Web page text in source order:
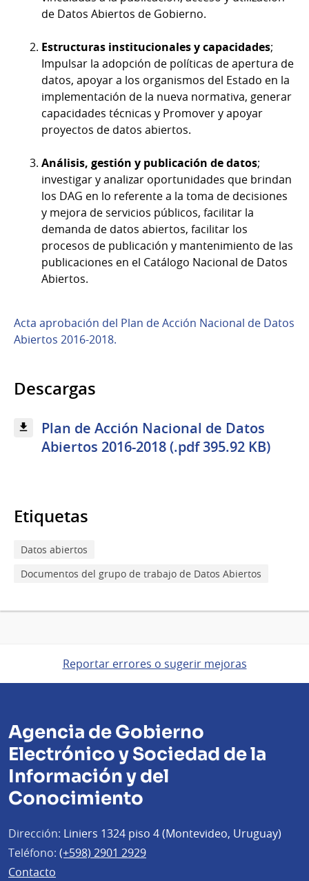
de Datos Abiertos de Gobierno.
Estructuras institucionales y capacidades;
Impulsar la adopción de políticas de apertura de
datos, apoyar a los organismos del Estado en la
implementación de la nueva normativa, generar
capacidades técnicas y Promover y apoyar
proyectos de datos abiertos.
Análisis, gestión y publicación de datos;
investigar y analizar oportunidades que brindan
los DAG en lo referente a la toma de decisiones
y mejora de servicios públicos, facilitar la
demanda de datos abiertos, facilitar los
procesos de publicación y mantenimiento de las
publicaciones en el Catálogo Nacional de Datos
Abiertos.
Acta aprobación del Plan de Acción Nacional de Datos
Abiertos 2016-2018.
Descargas
Plan de Acción Nacional de Datos
Abiertos 2016-2018 (.pdf 395.92 KB)
Etiquetas
Datos abiertos
Documentos del grupo de trabajo de Datos Abiertos
Reportar errores o sugerir mejoras
Agencia de Gobierno
Electrónico y Sociedad de la
Información y del
Conocimiento
Dirección: Liniers 1324 piso 4 (Montevideo, Uruguay)
Teléfono: (+598) 2901 2929
Contacto